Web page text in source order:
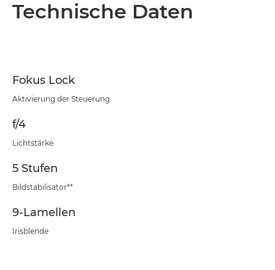
Technische Daten
Fokus Lock
Aktivierung der Steuerung
f/4
Lichtstärke
5 Stufen
Bildstabilisator**
9-Lamellen
Irisblende